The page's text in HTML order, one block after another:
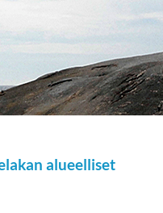
alueelliset